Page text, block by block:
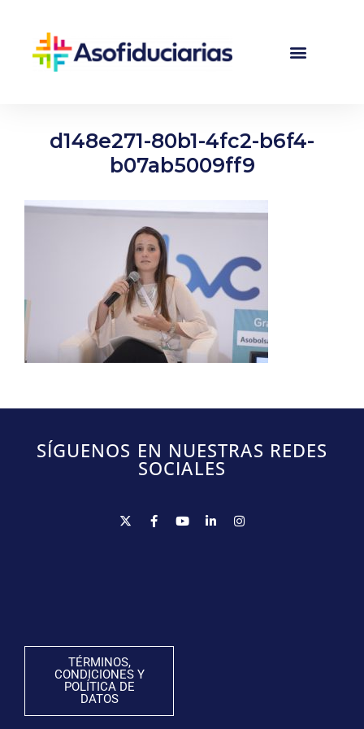
d148e271-80b1-4fc2-b6f4-
b07ab5009ff9
SÍGUENOS EN NUESTRAS REDES
SOCIALES
TÉRMINOS,
CONDICIONES Y
POLÍTICA DE
DATOS